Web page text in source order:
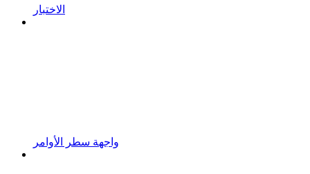
الاختبار
واجهة سطر الأوامر